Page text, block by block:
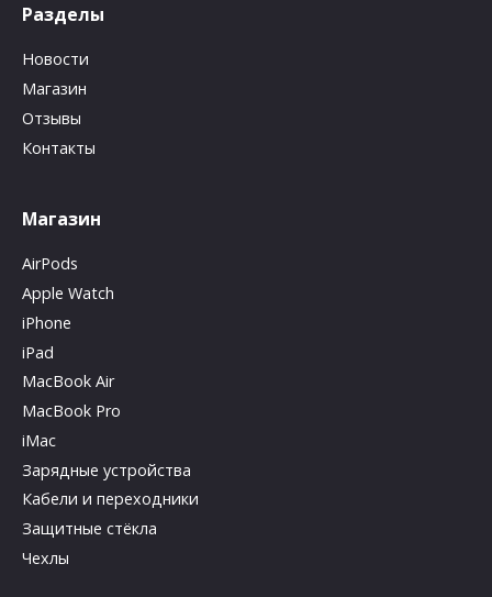
Разделы
Новости
Магазин
Отзывы
Контакты
Магазин
AirPods
Apple Watch
iPhone
iPad
MacBook Air
MacBook Pro
iMac
Зарядные устройства
Кабели и переходники
Защитные стёкла
Чехлы